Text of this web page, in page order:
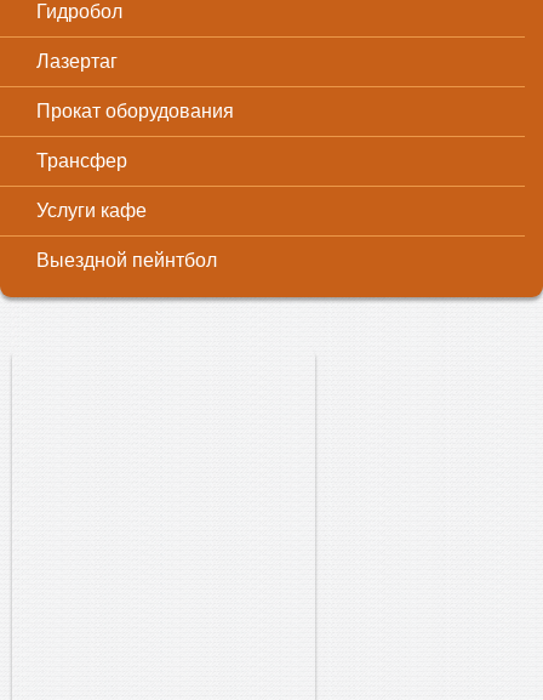
Гидробол
Лазертаг
Прокат оборудования
Трансфер
Услуги кафе
Выездной пейнтбол